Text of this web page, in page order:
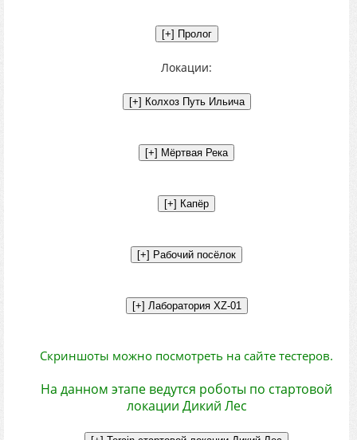
Локации:
Скриншоты можно посмотреть на сайте тестеров.
На данном этапе ведутся роботы по стартовой
локации Дикий Лес